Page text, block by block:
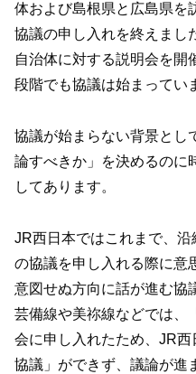
体および島根県と広島県を
協議の申し入れを終えまし
自治体に対する説明会を開
段階でも協議は始まってい
協議が始まらない背景とし
論すべきか」を決めるのに
してあります。
JR西日本ではこれまで、沿
の協議を申し入れる際に意
意図せぬ方向に話が進む協
芸備線や美祢線などでは、
会に申し入れたため、JR
協議」ができず、議論が進